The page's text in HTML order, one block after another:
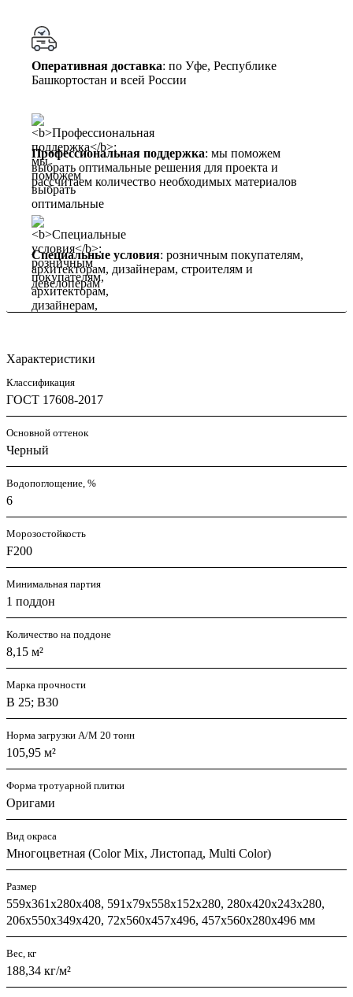
Оперативная доставка: по Уфе, Республике
Башкортостан и всей России
Профессиональная поддержка: мы поможем
выбрать оптимальные решения для проекта и
рассчитаем количество необходимых материалов
Специальные условия: розничным покупателям,
архитекторам, дизайнерам, строителям и
девелоперам
Характеристики
Классификация
ГОСТ 17608-2017
Основной оттенок
Черный
Водопоглощение, %
6
Морозостойкость
F200
Минимальная партия
1 поддон
Количество на поддоне
8,15 м²
Марка прочности
В 25; В30
Норма загрузки А/М 20 тонн
105,95 м²
Форма тротуарной плитки
Оригами
Вид окраса
Многоцветная (Color Mix, Листопад, Multi Color)
Размер
559х361х280х408, 591х79х558х152х280, 280х420х243х280,
206х550х349х420, 72х560х457х496, 457х560х280х496 мм
Вес, кг
188,34 кг/м²